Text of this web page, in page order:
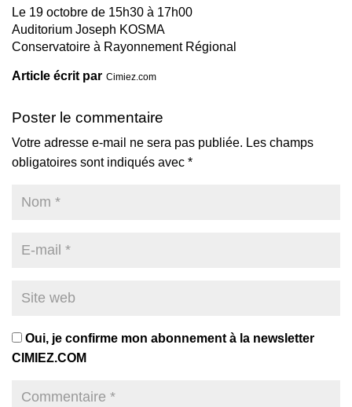
Le 19 octobre de 15h30 à 17h00
Auditorium Joseph KOSMA
Conservatoire à Rayonnement Régional
Article écrit par Cimiez.com
Poster le commentaire
Votre adresse e-mail ne sera pas publiée. Les champs
obligatoires sont indiqués avec *
Oui, je confirme mon abonnement à la newsletter
CIMIEZ.COM